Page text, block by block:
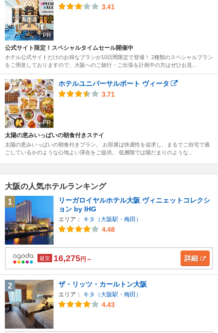
PR
3.41
公式サイト限定！スペシャルタイムセール開催中
ホテル公式サイトだけのお得なプランが10日間限定で登場！ 2種類のスペシャルプラン
をご用意しておりますので、大阪へのご旅行・ご出張を計画中の方はぜひお見...
PR
ホテルユニバーサルポート ヴィータ
3.71
太陽の恵みいっぱいの朝食付きステイ
太陽の恵みいっぱいの朝食付きプラン。 お部屋は快適性を追求し、まるでご自宅で過
ごしているかのような心地よい滞在をご提供。 低層階では陽だまりのような...
大阪の人気ホテルランキング
1
リーガロイヤルホテル大阪 ヴィニェットコレクシ
ョン by IHG
エリア： キタ（大阪駅・梅田）
4.48
最安 16,275円～ 詳細
2 ザ・リッツ・カールトン大阪
エリア： キタ（大阪駅・梅田）
4.43